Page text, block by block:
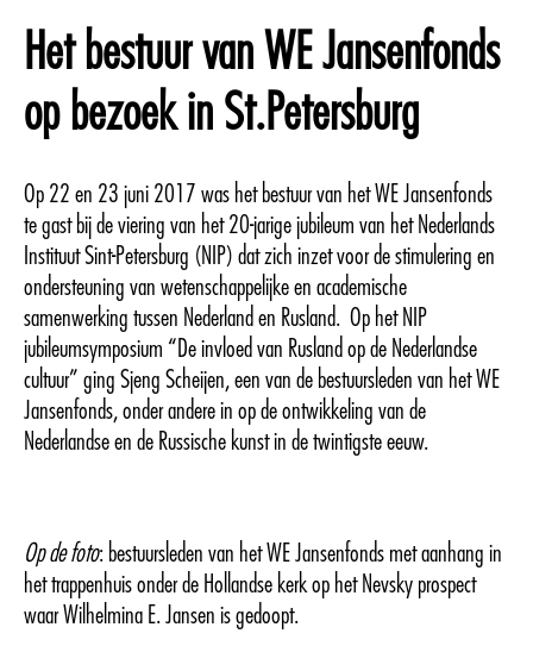
Het bestuur van WE Jansenfonds
op bezoek in St.Petersburg
Op 22 en 23 juni 2017 was het bestuur van het WE Jansenfonds
te gast bij de viering van het 20-jarige jubileum van het Nederlands
Instituut Sint-Petersburg (NIP) dat zich inzet voor de stimulering en
ondersteuning van wetenschappelijke en academische
samenwerking tussen Nederland en Rusland. Op het NIP
jubileumsymposium “De invloed van Rusland op de Nederlandse
cultuur” ging Sjeng Scheijen, een van de bestuursleden van het WE
Jansenfonds, onder andere in op de ontwikkeling van de
Nederlandse en de Russische kunst in de twintigste eeuw.
Op de foto: bestuursleden van het WE Jansenfonds met aanhang in
het trappenhuis onder de Hollandse kerk op het Nevsky prospect
waar Wilhelmina E. Jansen is gedoopt.